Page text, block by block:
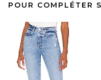
POUR COMPLÉTER